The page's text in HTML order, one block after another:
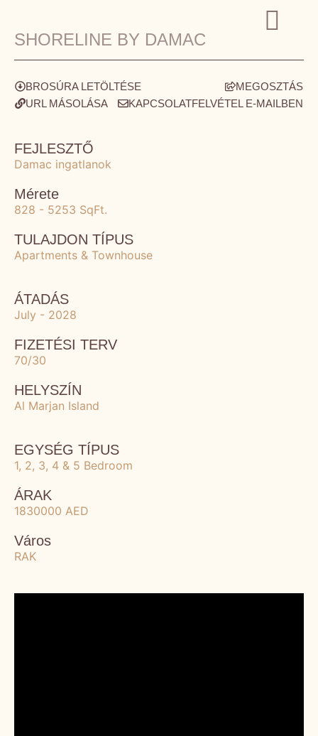
SHORELINE BY DAMAC
BROSÚRA LETÖLTÉSE
MEGOSZTÁS
URL MÁSOLÁSA
KAPCSOLATFELVÉTEL E-MAILBEN
FEJLESZTŐ
Damac ingatlanok
Mérete
828 - 5253 SqFt.
TULAJDON TÍPUS
Apartments & Townhouse
ÁTADÁS
July - 2028
FIZETÉSI TERV
70/30
HELYSZÍN
Al Marjan Island
EGYSÉG TÍPUS
1, 2, 3, 4 & 5 Bedroom
ÁRAK
1830000 AED
Város
RAK